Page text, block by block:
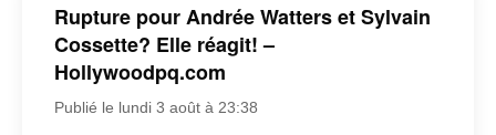
Rupture pour Andrée Watters et Sylvain
Cossette? Elle réagit! –
Hollywoodpq.com
Publié le lundi 3 août à 23:38